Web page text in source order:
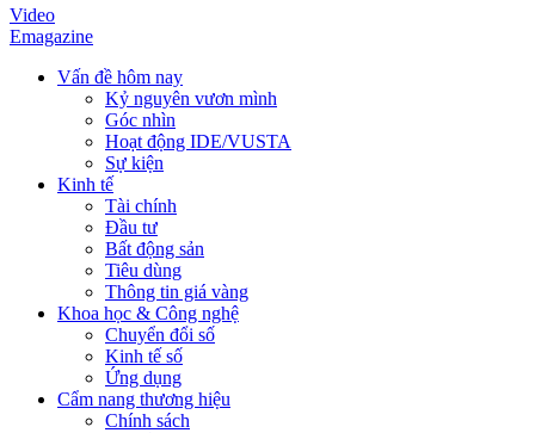
Video
Emagazine
Vấn đề hôm nay
Kỷ nguyên vươn mình
Góc nhìn
Hoạt động IDE/VUSTA
Sự kiện
Kinh tế
Tài chính
Đầu tư
Bất động sản
Tiêu dùng
Thông tin giá vàng
Khoa học & Công nghệ
Chuyển đổi số
Kinh tế số
Ứng dụng
Cẩm nang thương hiệu
Chính sách